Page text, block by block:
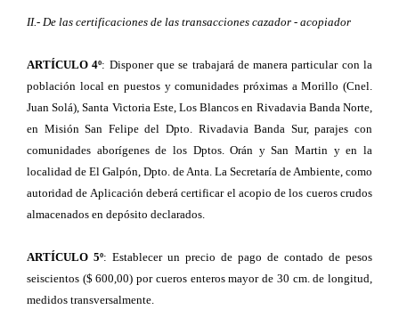
II.- De las certificaciones de las transacciones cazador - acopiador
ARTÍCULO 4º: Disponer que se trabajará de manera particular con la
población local en puestos y comunidades próximas a Morillo (Cnel.
Juan Solá), Santa Victoria Este, Los Blancos en Rivadavia Banda Norte,
en Misión San Felipe del Dpto. Rivadavia Banda Sur, parajes con
comunidades aborígenes de los Dptos. Orán y San Martin y en la
localidad de El Galpón, Dpto. de Anta. La Secretaría de Ambiente, como
autoridad de Aplicación deberá certificar el acopio de los cueros crudos
almacenados en depósito declarados.
ARTÍCULO 5º: Establecer un precio de pago de contado de pesos
seiscientos ($ 600,00) por cueros enteros mayor de 30 cm. de longitud,
medidos transversalmente.